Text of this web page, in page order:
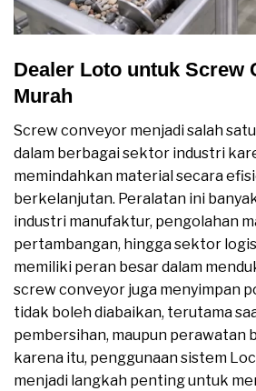
Dealer Loto untuk Screw
Murah
Screw conveyor menjadi salah
dalam berbagai sektor industri
memindahkan material secara
berkelanjutan. Peralatan ini
industri manufaktur, pengolahan
pertambangan, hingga sektor
memiliki peran besar dalam
screw conveyor juga menyimpan
tidak boleh diabaikan, terutama
pembersihan, maupun perawatan
karena itu, penggunaan sistem
menjadi langkah penting untuk